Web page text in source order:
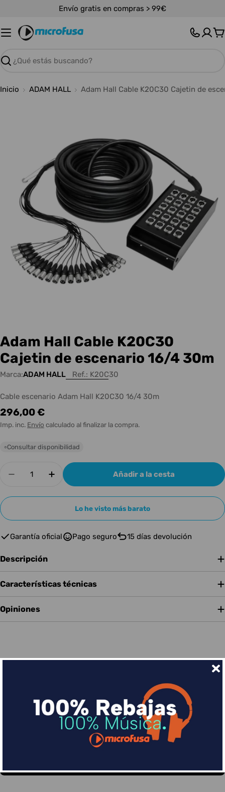
contenido
Envío gratis en compras > 99€
Buscar
Inicio ADAM HALL Adam Hall Cable K20C30 Cajetin de
medios 0 en modal
Adam Hall Cable K20C30
Cajetin de escenario 16/4 30m
Marca:ADAM HALL Ref.: K20C30
Cable escenario Adam Hall K20C30 16/4 30m
Precio
habitual
296,00 €
Imp. inc. Envío calculado al finalizar la compra.
○Consultar disponibilidad
Disminuir cantidad para Adam Hall Cable
Aumentar cantidad para Adam Hall
Añadir a la cesta
Lo he visto más barato
Garantía oficial Pago seguro 15 días devolución
Descripción
Características técnicas
Opiniones
Financia tus compras con Sequra
Divide en 3 sin coste o hasta en 18 meses por una
pequeña cuota al mes con Sequra